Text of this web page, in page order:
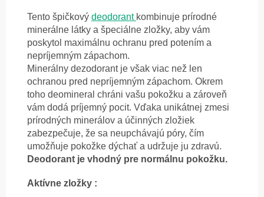
Tento špičkový deodorant kombinuje prírodné
minerálne látky a špeciálne zložky, aby vám
poskytol maximálnu ochranu pred potením a
nepríjemným zápachom.
Minerálny dezodorant je však viac než len
ochranou pred nepríjemným zápachom. Okrem
toho deomineral chráni vašu pokožku a zároveň
vám dodá príjemný pocit. Vďaka unikátnej zmesi
prírodných minerálov a účinných zložiek
zabezpečuje, že sa neupchávajú póry, čím
umožňuje pokožke dýchať a udržuje ju zdravú.
Deodorant je vhodný pre normálnu pokožku.
Aktívne zložky :